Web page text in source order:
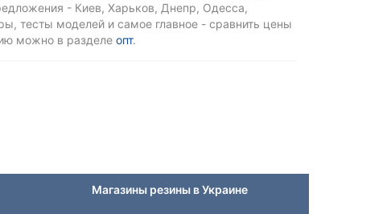
- Киев, Харьков, Днепр, Одесса,
тесты моделей и самое главное - сравнить цены
можно в разделе опт.
Магазины резины в Украине